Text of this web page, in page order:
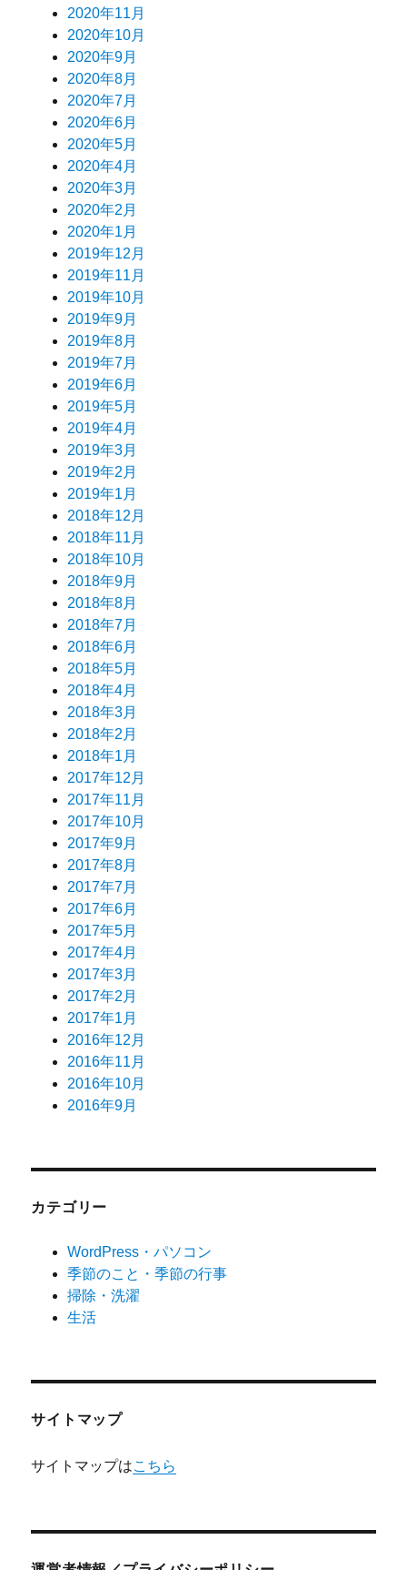
2020年11月
2020年10月
2020年9月
2020年8月
2020年7月
2020年6月
2020年5月
2020年4月
2020年3月
2020年2月
2020年1月
2019年12月
2019年11月
2019年10月
2019年9月
2019年8月
2019年7月
2019年6月
2019年5月
2019年4月
2019年3月
2019年2月
2019年1月
2018年12月
2018年11月
2018年10月
2018年9月
2018年8月
2018年7月
2018年6月
2018年5月
2018年4月
2018年3月
2018年2月
2018年1月
2017年12月
2017年11月
2017年10月
2017年9月
2017年8月
2017年7月
2017年6月
2017年5月
2017年4月
2017年3月
2017年2月
2017年1月
2016年12月
2016年11月
2016年10月
2016年9月
カテゴリー
WordPress・パソコン
季節のこと・季節の行事
掃除・洗濯
生活
サイトマップ
サイトマップはこちら